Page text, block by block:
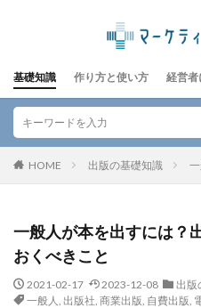
基礎知識 作り方と使い方 経営者
HOME 出版の基礎知識
一般人が本を出すには？
おくべきこと
2021-02-17 2023-12-08
出版
一般人, 出版社, 商業出版, 自費出版,